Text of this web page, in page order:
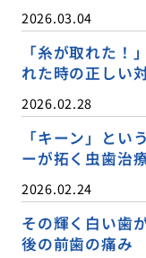
2026.03.04
「糸が取れた！
れた時の正しい
2026.02.28
「キーン」とい
ーが拓く虫歯治
2026.02.24
その輝く白い歯
後の前歯の痛み